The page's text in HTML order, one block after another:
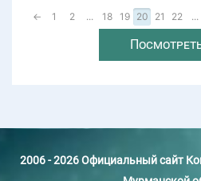
← 1 2 ... 18 19 20 21 22 ...
2006 - 2026 Официальный сайт